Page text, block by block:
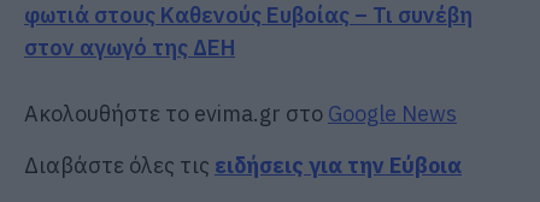
φωτιά στους Καθενούς Ευβοίας – Τι συνέβη
στον αγωγό της ΔΕΗ
Ακολουθήστε το evima.gr στο Google News
Διαβάστε όλες τις ειδήσεις για την Εύβοια